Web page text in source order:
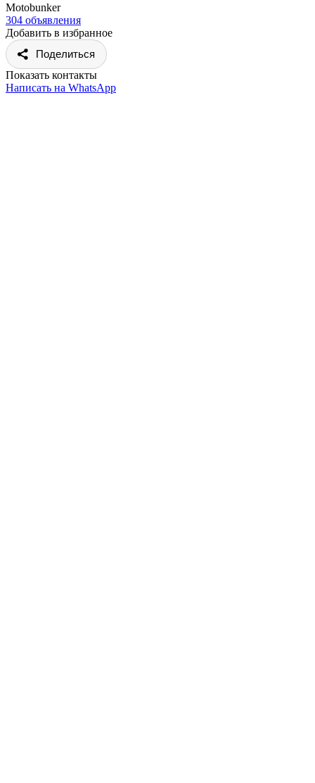
Motobunker
304 объявления
Добавить в избранное
Поделиться
Показать контакты
Написать на WhatsApp